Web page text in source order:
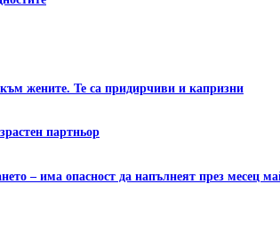
жените. Те са придирчиви и капризни
партньор
– има опасност да напълнеят през месец